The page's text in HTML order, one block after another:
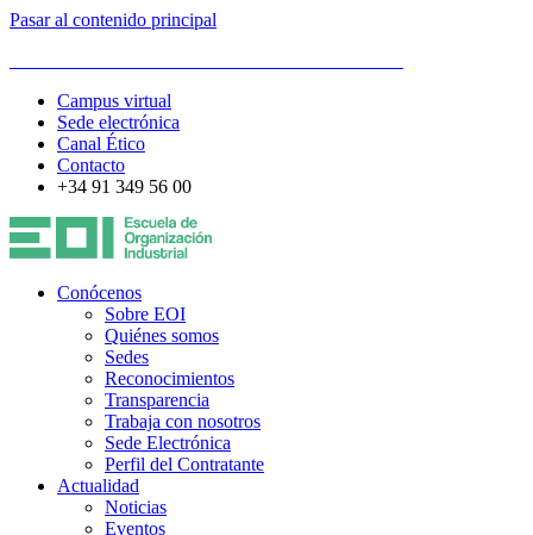
Pasar al contenido principal
Campus virtual
Sede electrónica
Canal Ético
Contacto
+34 91 349 56 00
Conócenos
Sobre EOI
Quiénes somos
Sedes
Reconocimientos
Transparencia
Trabaja con nosotros
Sede Electrónica
Perfil del Contratante
Actualidad
Noticias
Eventos